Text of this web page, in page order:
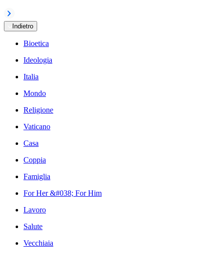
Indietro
Bioetica
Ideologia
Italia
Mondo
Religione
Vaticano
Casa
Coppia
Famiglia
For Her &#038; For Him
Lavoro
Salute
Vecchiaia